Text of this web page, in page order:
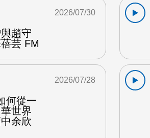
趙守
芸 FM
2026/07/30
何從一
世界
余欣
2026/07/28